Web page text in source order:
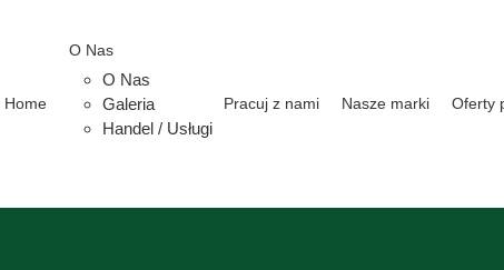
Home
O Nas
O Nas
Galeria
Handel / Usługi
Pracuj z nami Nasze marki Oferty